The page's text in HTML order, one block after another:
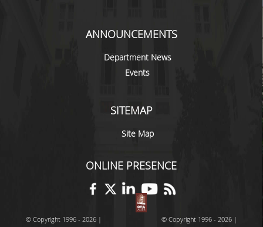
EXTERNAL EVALUATION
RESEARCH LABORATORIES
ANNOUNCEMENTS
Department News
Events
SITEMAP
Site Map
ONLINE PRESENCE
© Copyright 1996 - 2026 | © Copyright 1996 - 2026 |